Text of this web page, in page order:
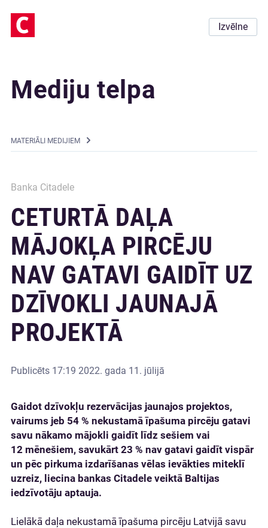
Izvēlne
Mediju telpa
MATERIĀLI MEDIJIEM
Banka Citadele
CETURTĀ DAĻA
MĀJOKĻA PIRCĒJU
NAV GATAVI GAIDĪT UZ
DZĪVOKLI JAUNAJĀ
PROJEKTĀ
Publicēts 17:19 2022. gada 11. jūlijā
Gaidot dzīvokļu rezervācijas jaunajos projektos,
vairums jeb 54 % nekustamā īpašuma pircēju gatavi
savu nākamo mājokli gaidīt līdz sešiem vai
12 mēnešiem, savukārt 23 % nav gatavi gaidīt vispār
un pēc pirkuma izdarīšanas vēlas ievākties miteklī
uzreiz, liecina bankas Citadele veiktā Baltijas
iedzīvotāju aptauja.
Lielākā daļa nekustamā īpašuma pircēju Latvijā savu